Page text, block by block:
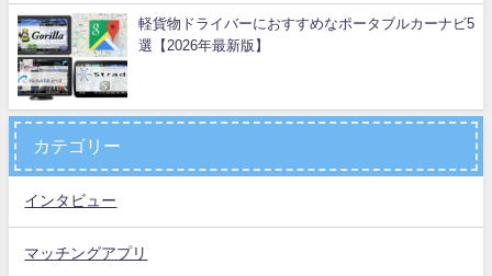
軽貨物ドライバーにおすすめなポータブルカーナビ5
選【2026年最新版】
カテゴリー
インタビュー
マッチングアプリ